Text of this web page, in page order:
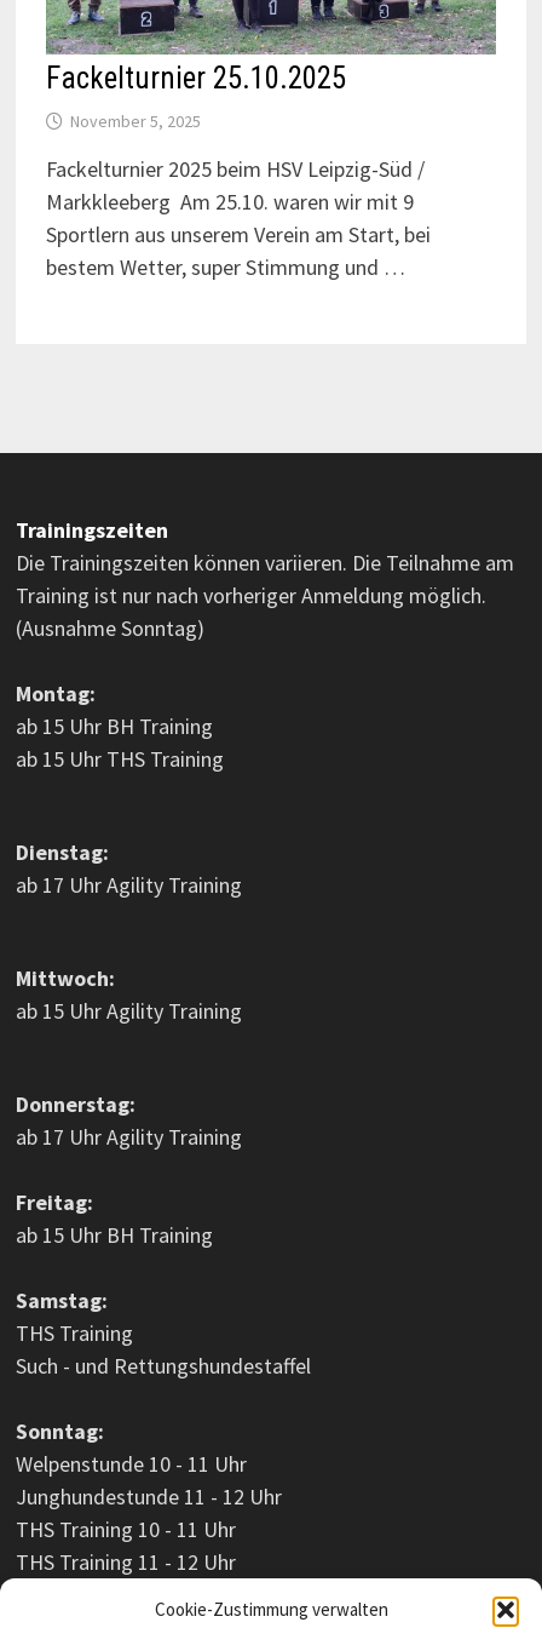
Cookie-Zustimmung verwalten
Fackelturnier 25.10.2025
November 5, 2025
Fackelturnier 2025 beim HSV Leipzig-Süd /
Markkleeberg Am 25.10. waren wir mit 9
Sportlern aus unserem Verein am Start, bei
bestem Wetter, super Stimmung und …
Trainingszeiten
Die Trainingszeiten können variieren. Die Teilnahme am
Training ist nur nach vorheriger Anmeldung möglich.
(Ausnahme Sonntag)
Montag:
ab 15 Uhr BH Training
ab 15 Uhr THS Training
Dienstag:
ab 17 Uhr Agility Training
Mittwoch:
ab 15 Uhr Agility Training
Donnerstag:
ab 17 Uhr Agility Training
Freitag:
ab 15 Uhr BH Training
Samstag:
THS Training
Such - und Rettungshundestaffel
Sonntag:
Welpenstunde 10 - 11 Uhr
Junghundestunde 11 - 12 Uhr
THS Training 10 - 11 Uhr
THS Training 11 - 12 Uhr